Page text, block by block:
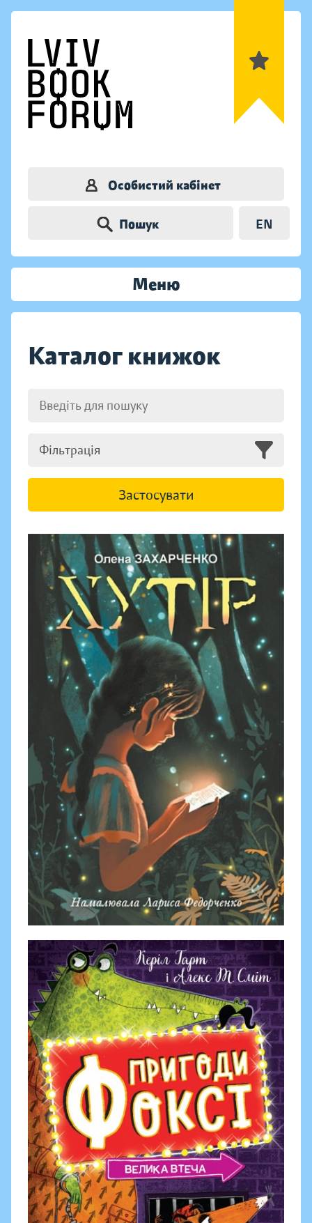
Особистий кабінет
Пошук EN
Меню
Каталог книжок
Фільтрація
Застосувати